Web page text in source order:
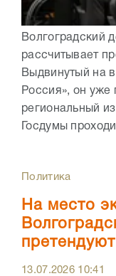
Волгоградский
рассчитывает
Выдвинутый на
Россия», он уже
региональный
Госдумы
Политика
На место
13.07.2026 10:41